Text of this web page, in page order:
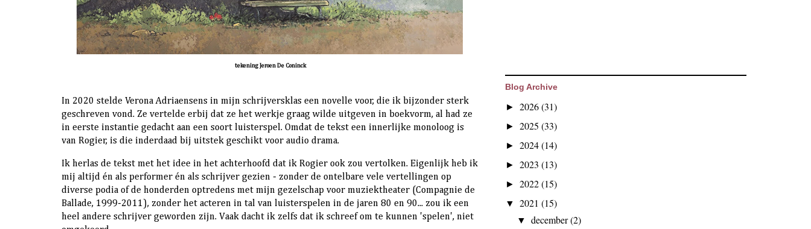
tekening Jeroen De Coninck
In 2020 stelde Verona Adriaensens in mijn schrijversklas een novelle voor, die ik bijzonder sterk
geschreven vond. Ze vertelde erbij dat ze het werkje graag wilde uitgeven in boekvorm, al had ze
in eerste instantie gedacht aan een soort luisterspel. Omdat de tekst een innerlijke monoloog is
van Rogier, is die inderdaad bij uitstek geschikt voor audio drama.
Ik herlas de tekst met het idee in het achterhoofd dat ik Rogier ook zou vertolken. Eigenlijk heb ik
mij altijd én als performer én als schrijver gezien - zonder de ontelbare vele vertellingen op
diverse podia of de honderden optredens met mijn gezelschap voor muziektheater (Compagnie de
Ballade, 1999-2011), zonder het acteren in tal van luisterspelen in de jaren 80 en 90... zou ik een
heel andere schrijver geworden zijn. Vaak dacht ik zelfs dat ik schreef om te kunnen 'spelen', niet
Blog Archive
► 2026(31)
► 2025 (33)
► 2024(14)
► 2023 (13)
► 2022(15)
▼ 2021 (15)
▼december(2)